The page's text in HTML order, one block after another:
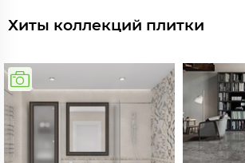
Хиты коллекций плитки